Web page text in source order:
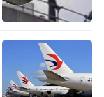
内蒙古、海
有11个；重
勃林格殷格